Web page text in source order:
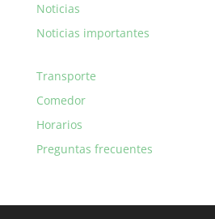
Noticias
Noticias importantes
Transporte
Comedor
Horarios
Preguntas frecuentes